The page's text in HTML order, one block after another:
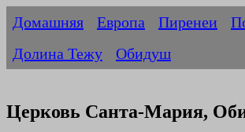
Домашняя Европа Пиренеи
Долина Тежу
Обидуш
Церковь Санта-Мария,